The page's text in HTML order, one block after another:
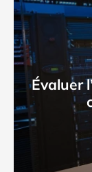
Évaluer